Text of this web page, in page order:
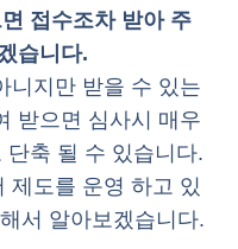
접수조차 받아 주
습니다.
니지만 받을 수 있는
받으면 심사시 매우
축 될 수 있습니다.
제도를 운영 하고 있
서 알아보겠습니다.